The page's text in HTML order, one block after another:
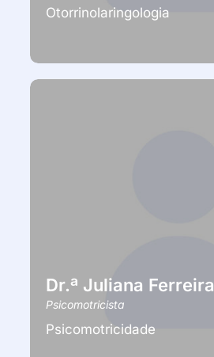
Otorrinolaringologia
Dr.ª Juliana Ferreira
Psicomotricista
Psicomotricidade